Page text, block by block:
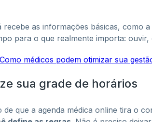
recebe as informações básicas, como
para o que realmente importa:
Como médicos podem otimizar sua
sua grade de horários
de que a agenda médica online tira o